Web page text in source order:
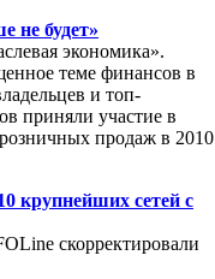
не будет»
экономика».
теме финансов в
и топ-
приняли участие в
продаж в 2010
крупнейших сетей с
скорректировали